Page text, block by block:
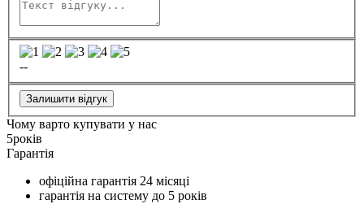
--
Залишити відгук
Чому варто купувати у нас
5років
Гарантія
офіційна гарантія 24 місяці
гарантія на систему до 5 років